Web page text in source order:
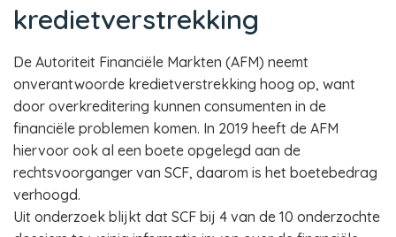
kredietverstrekking
De Autoriteit Financiële Markten (AFM) neemt
onverantwoorde kredietverstrekking hoog op, want
door overkreditering kunnen consumenten in de
financiële problemen komen. In 2019 heeft de AFM
hiervoor ook al een boete opgelegd aan de
rechtsvoorganger van SCF, daarom is het boetebedrag
verhoogd.
Uit onderzoek blijkt dat SCF bij 4 van de 10 onderzochte